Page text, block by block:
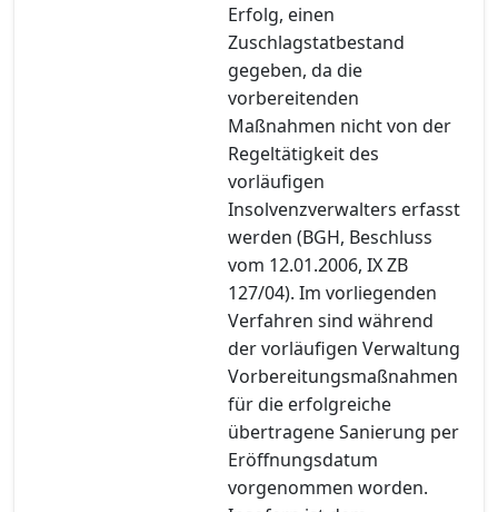
Erfolg, einen
Zuschlagstatbestand
gegeben, da die
vorbereitenden
Maßnahmen nicht von der
Regeltätigkeit des
vorläufigen
Insolvenzverwalters erfasst
werden (BGH, Beschluss
vom 12.01.2006, IX ZB
127/04). Im vorliegenden
Verfahren sind während
der vorläufigen Verwaltung
Vorbereitungsmaßnahmen
für die erfolgreiche
übertragene Sanierung per
Eröffnungsdatum
vorgenommen worden.